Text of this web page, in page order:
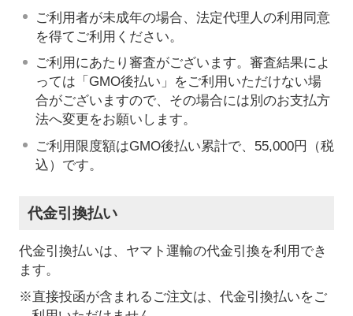
ご利用者が未成年の場合、法定代理人の利用同意
を得てご利用ください。
ご利用にあたり審査がございます。審査結果によ
っては「GMO後払い」をご利用いただけない場
合がございますので、その場合には別のお支払方
法へ変更をお願いします。
ご利用限度額はGMO後払い累計で、55,000円（税
込）です。
代金引換払い
代金引換払いは、ヤマト運輸の代金引換を利用でき
ます。
※直接投函が含まれるご注文は、代金引換払いをご